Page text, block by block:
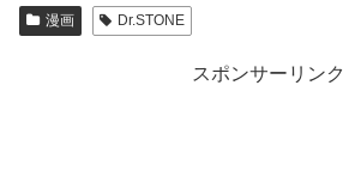
漫画 Dr.STONE
スポンサーリンク